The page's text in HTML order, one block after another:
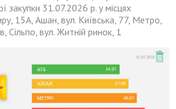
закупки 31.07.2026 р. у місцях
15А, Ашан, вул. Київська, 77, Метро,
Сільпо, вул. Житній ринок, 1